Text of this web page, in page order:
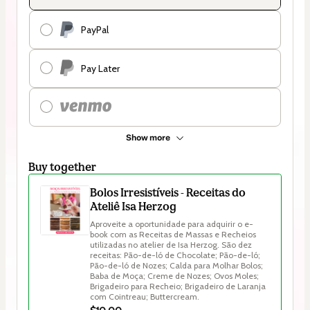
PayPal
Pay Later
Show more
Buy together
Bolos Irresistíveis - Receitas do
Ateliê Isa Herzog
Aproveite a oportunidade para adquirir o e-
book com as Receitas de Massas e Recheios
utilizadas no atelier de Isa Herzog. São dez
receitas: Pão-de-ló de Chocolate; Pão-de-ló;
Pão-de-ló de Nozes; Calda para Molhar Bolos;
Baba de Moça; Creme de Nozes; Ovos Moles;
Brigadeiro para Recheio; Brigadeiro de Laranja
com Cointreau; Buttercream.